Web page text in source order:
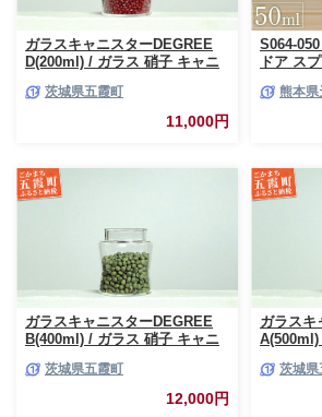
ガラスキャニスターDEGREE
D(200ml) / ガラス 硝子 キャニ
耐熱 一生もの 職人 こだわり
JIDA デザインミュージアムセ
レクション 茨城県 五霞町
茨城県五霞町
11,000円
S064-
ドア ス
熊本県
ガラスキャニスターDEGREE
B(400ml) / ガラス 硝子 キャニ
耐熱 一生もの 職人 こだわり
JIDA デザインミュージアムセ
レクション 茨城県 五霞町
茨城県五霞町
12,000円
ガラスキ
A(500ml)
耐熱 一生
JIDA デ
レクシ
茨城県